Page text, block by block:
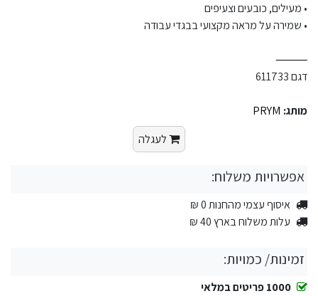
• מעילים, כובעים וצעיפים
• שמירה על מראה מקצועי בבגדי עבודה
⸻
דגם 611733
מותג: PRYM
לעגלה
אפשרויות משלוח:
איסוף עצמי מהחנות 0 ₪
עלות משלוח בארץ 40 ₪
זמינות/ כמויות:
1000 פריטים במלאי